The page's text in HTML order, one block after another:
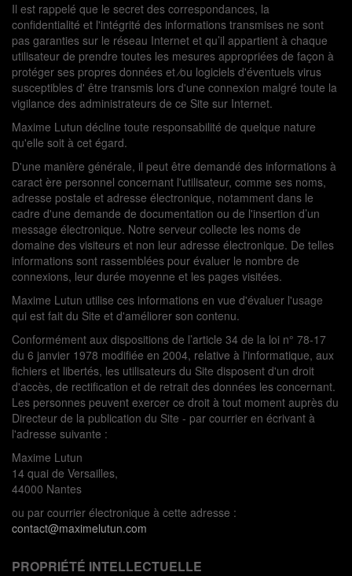
Il est rappelé que le secret des correspondances, la
confidentialité et l'intégrité des informations transmises ne sont
pas garanties sur le réseau Internet et qu’il appartient à chaque
utilisateur de prendre toutes les mesures appropriées de façon à
protéger ses propres données et ⁄ou logiciels d'éventuels virus
susceptibles d' être transmis lors d'une connexion malgré toute la
vigilance des administrateurs de ce Site sur Internet.
Maxime Lutun décline toute responsabilité de quelque nature
qu'elle soit à cet égard.
D'une manière générale, il peut être demandé des informations à
caract ère personnel concernant l'utilisateur, comme ses noms,
adresse postale et adresse électronique, notamment dans le
cadre d'une demande de documentation ou de l'insertion d’un
message électronique. Notre serveur collecte les noms de
domaine des visiteurs et non leur adresse électronique. De telles
informations sont rassemblées pour évaluer le nombre de
connexions, leur durée moyenne et les pages visitées.
Maxime Lutun utilise ces informations en vue d'évaluer l'usage
qui est fait du Site et d'améliorer son contenu.
Conformément aux dispositions de l’article 34 de la loi n° 78-17
du 6 janvier 1978 modifiée en 2004, relative à l'informatique, aux
fichiers et libertés, les utilisateurs du Site disposent d'un droit
d'accès, de rectification et de retrait des données les concernant.
Les personnes peuvent exercer ce droit à tout moment auprès du
Directeur de la publication du Site - par courrier en écrivant à
l'adresse suivante :
Maxime Lutun
14 quai de Versailles,
44000 Nantes
ou par courrier électronique à cette adresse :
contact@maximelutun.com
PROPRIÉTÉ INTELLECTUELLE